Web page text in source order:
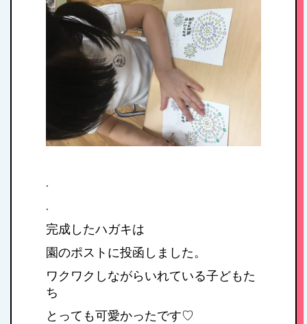
私たちの思い・教
育方針
1日のスケジュール
年間行事
.
.
完成したハガキは
園のポストに投函しました。
ワクワクしながらいれている子どもた
ち
とっても可愛かったです♡